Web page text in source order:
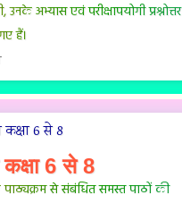
अभ्यास एवं परीक्षापयोगी प्रश्नोत्तर
हैं।
कक्षा 6 से 8
से संबंधित समस्त पाठों की